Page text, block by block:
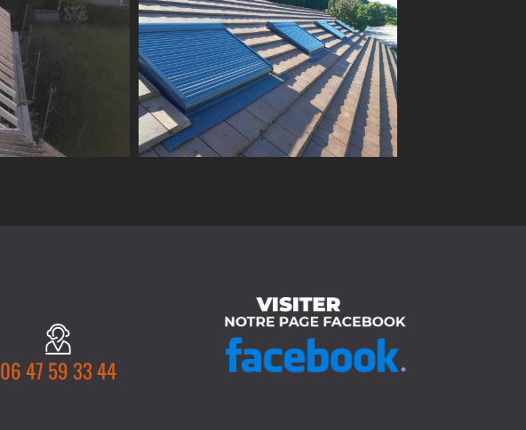
06 47 59 33 44